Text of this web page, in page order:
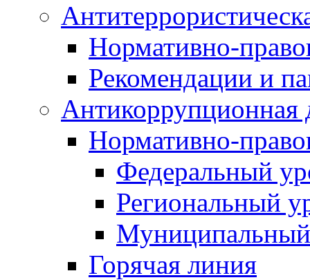
Нормативно-
Рекомендации и
Антикоррупционная
Нормативно-
Федеральный
Региональный
Горячая линия